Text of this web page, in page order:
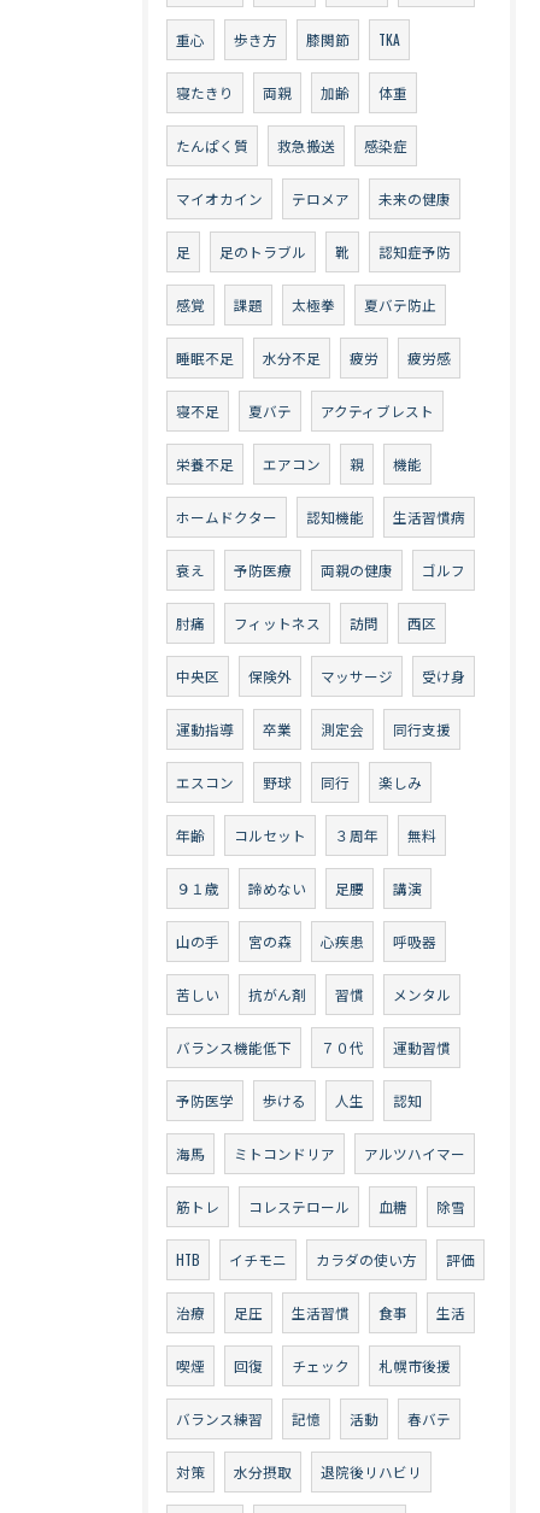
重心 歩き方 膝関節 TKA
寝たきり 両親 加齢 体重
たんぱく質 救急搬送 感染症
マイオカイン テロメア 未来の健康
足 足のトラブル 靴 認知症予防
感覚 課題 太極拳 夏バテ防止
睡眠不足 水分不足 疲労 疲労感
寝不足 夏バテ アクティブレスト
栄養不足 エアコン 親 機能
ホームドクター 認知機能 生活習慣病
衰え 予防医療 両親の健康 ゴルフ
肘痛 フィットネス 訪問 西区
中央区 保険外 マッサージ 受け身
運動指導 卒業 測定会 同行支援
エスコン 野球 同行 楽しみ
年齢 コルセット ３周年 無料
９１歳 諦めない 足腰 講演
山の手 宮の森 心疾患 呼吸器
苦しい 抗がん剤 習慣 メンタル
バランス機能低下 ７０代 運動習慣
予防医学 歩ける 人生 認知
海馬 ミトコンドリア アルツハイマー
筋トレ コレステロール 血糖 除雪
HTB イチモニ カラダの使い方 評価
治療 足圧 生活習慣 食事 生活
喫煙 回復 チェック 札幌市後援
バランス練習 記憶 活動 春バテ
対策 水分摂取 退院後リハビリ